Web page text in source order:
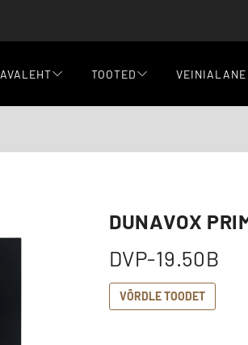
AVALEHT TOOTED VEINIALANE
DUNAVOX
DVP-19.50B
VÕRDLE TOODET